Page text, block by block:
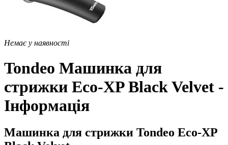
Немає у наявності
Tondeo Машинка для
стрижки Eco-XP Black Velvet -
Інформація
Машинка для стрижки Tondeo Eco-XP